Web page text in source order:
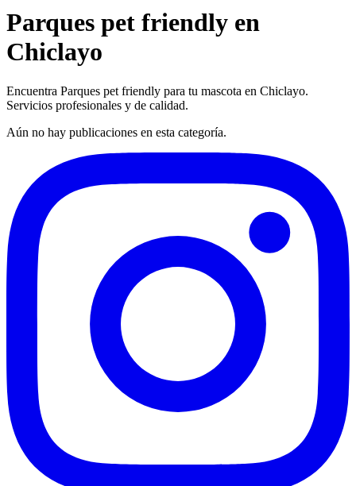
Parques pet friendly en
Chiclayo
Encuentra Parques pet friendly para tu mascota en Chiclayo.
Servicios profesionales y de calidad.
Aún no hay publicaciones en esta categoría.